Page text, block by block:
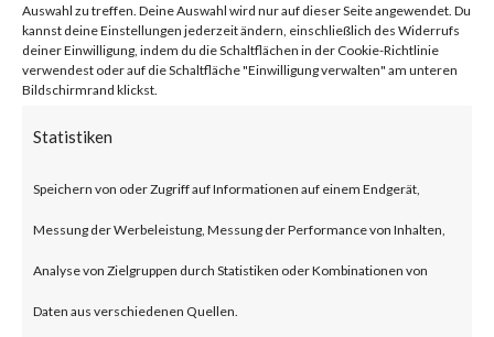
Auswahl zu treffen. Deine Auswahl wird nur auf dieser Seite angewendet. Du
kannst deine Einstellungen jederzeit ändern, einschließlich des Widerrufs
deiner Einwilligung, indem du die Schaltflächen in der Cookie-Richtlinie
verwendest oder auf die Schaltfläche "Einwilligung verwalten" am unteren
Bildschirmrand klickst.
Statistiken
Speichern von oder Zugriff auf Informationen auf einem Endgerät,
Messung der Werbeleistung, Messung der Performance von Inhalten,
Analyse von Zielgruppen durch Statistiken oder Kombinationen von
Daten aus verschiedenen Quellen.
What is the Attack?
On June 11, 2023, Microsoft
released an advisory and a blog